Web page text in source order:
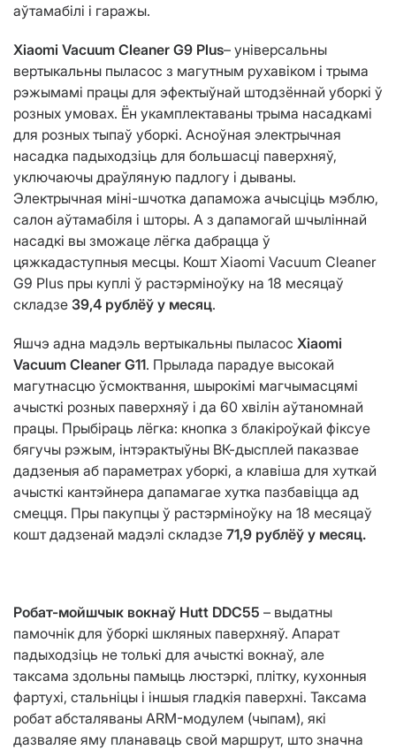
аўтамабілі і гаражы.
Xiaomi Vacuum Cleaner G9 Plus– універсальны
вертыкальны пыласос з магутным рухавіком і трыма
рэжымамі працы для эфектыўнай штодзённай уборкі ў
розных умовах. Ён укамплектаваны трыма насадкамі
для розных тыпаў уборкі. Асноўная электрычная
насадка падыходзіць для большасці паверхняў,
уключаючы драўляную падлогу і дываны.
Электрычная міні-шчотка дапаможа ачысціць мэблю,
салон аўтамабіля і шторы. А з дапамогай шчыліннай
насадкі вы зможаце лёгка дабрацца ў
цяжкадаступныя месцы. Кошт Xiaomi Vacuum Cleaner
G9 Plus пры куплі ў растэрміноўку на 18 месяцаў
складзе 39,4 рублёў у месяц.​
Яшчэ адна мадэль вертыкальны пыласос Xiaomi
Vacuum Cleaner G11. Прылада парадуе высокай
магутнасцю ўсмоктвання, шырокімі магчымасцямі
ачысткі розных паверхняў і да 60 хвілін аўтаномнай
працы. Прыбіраць лёгка: кнопка з блакіроўкай фіксуе
бягучы рэжым, інтэрактыўны ВК-дысплей паказвае
дадзеныя аб параметрах уборкі, а клавіша для хуткай
ачысткі кантэйнера дапамагае хутка пазбавіцца ад
смецця. Пры пакупцы ў растэрміноўку на 18 месяцаў
кошт дадзенай мадэлі складзе 71,9 рублёў у месяц.
Робат-мойшчык вокнаў Hutt DDC55 – выдатны
памочнік для ўборкі шкляных паверхняў. Апарат
падыходзіць не толькі для ачысткі вокнаў, але
таксама здольны памыць люстэркі, плітку, кухонныя
фартухі, стальніцы і іншыя гладкія паверхні. Таксама
робат абсталяваны ARM-модулем (чыпам), які
дазваляе яму планаваць свой маршрут, што значна